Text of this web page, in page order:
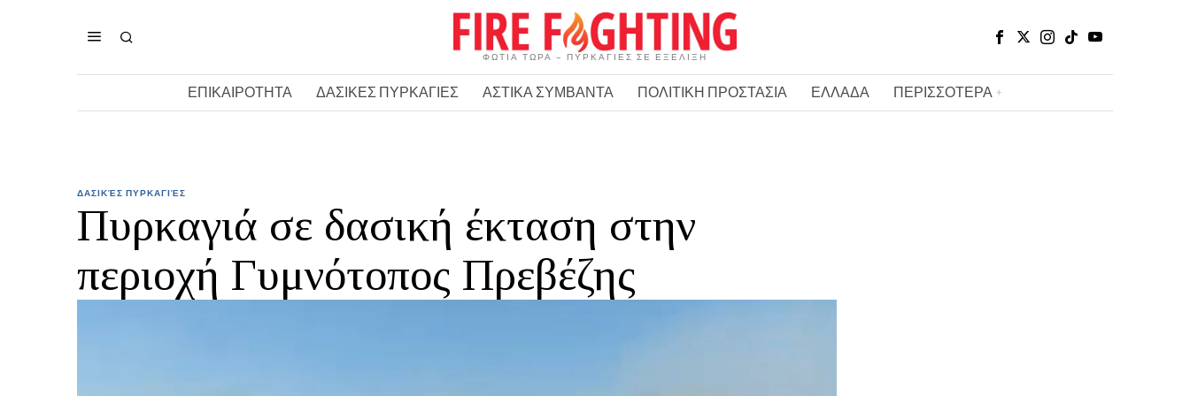
ΦΩΤΙΑ ΤΩΡΑ – ΠΥΡΚΑΓΙΕΣ ΣΕ ΕΞΕΛΙΞΗ
ΕΠΙΚΑΙΡΟΤΗΤΑ ΔΑΣΙΚΕΣ ΠΥΡΚΑΓΙΕΣ ΑΣΤΙΚΑ ΣΥΜΒΑΝΤΑ ΠΟΛΙΤΙΚΗ ΠΡΟΣΤΑΣΙΑ ΕΛΛΑΔΑ ΠΕΡΙΣΣΟΤΕΡΑ
ΔΑΣΙΚΈΣ ΠΥΡΚΑΓΙΈΣ
Πυρκαγιά σε δασική έκταση στην
περιοχή Γυμνότοπος Πρεβέζης